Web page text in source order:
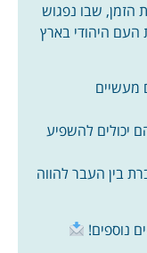
הזמן, שבו נפגוש
העם היהודי בארץ
מעשיים
יכולים להשפיע
בין העבר להווה
נוספים!